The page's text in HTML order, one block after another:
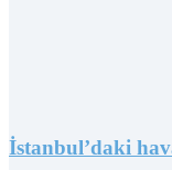
İstanbul’daki